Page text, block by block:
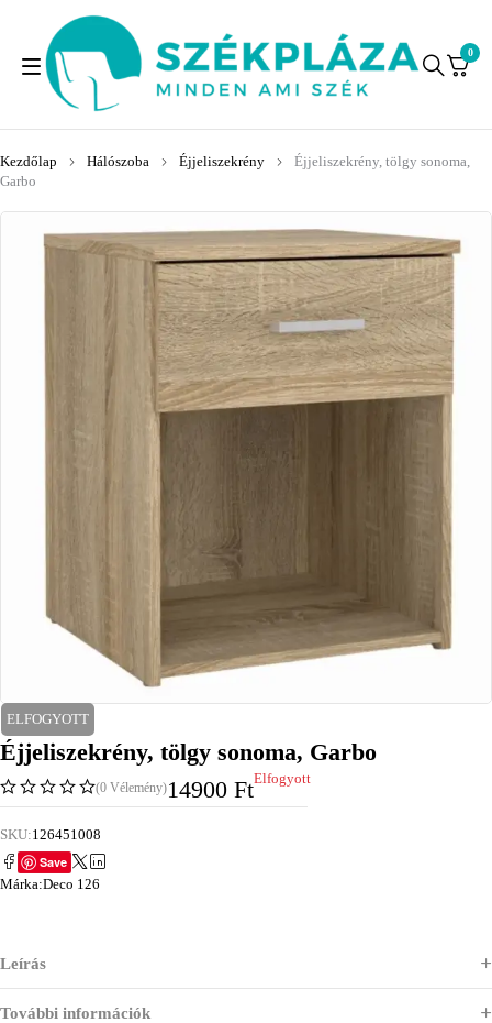
0
Kezdőlap Hálószoba Éjjeliszekrény
Éjjeliszekrény, tölgy sonoma,
Garbo
ELFOGYOTT
Éjjeliszekrény, tölgy sonoma, Garbo
(0 Vélemény)14900 FtElfogyott
SKU:126451008
Save
Márka:Deco 126
Leírás
További információk